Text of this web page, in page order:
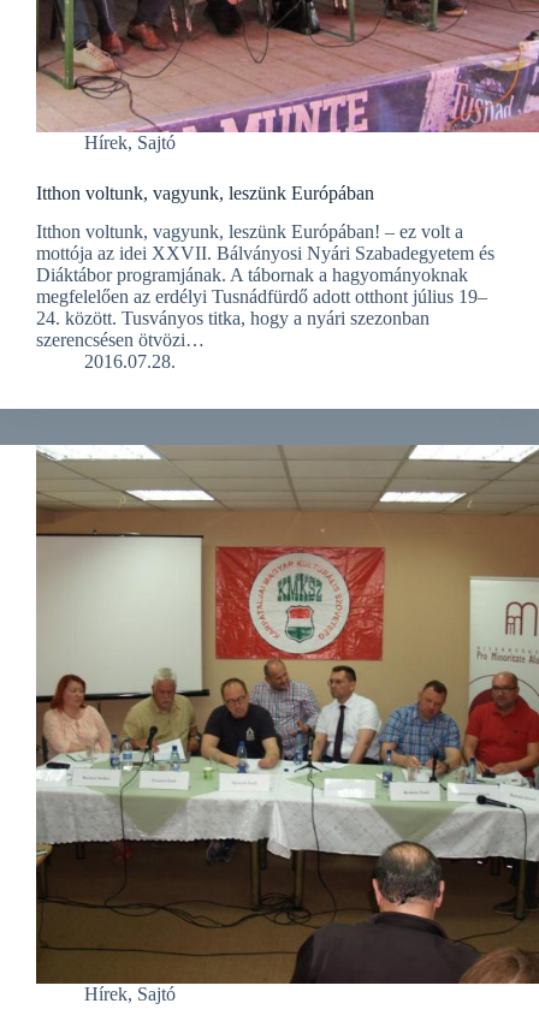
Hírek, Sajtó
Itthon voltunk, vagyunk, leszünk Európában
Itthon voltunk, vagyunk, leszünk Európában! – ez volt a
mottója az idei XXVII. Bálványosi Nyá­ri Szabadegyetem és
Diák­tábor programjának. A tábornak a hagyományoknak
megfelelően az erdélyi Tus­nád­fürdő adott otthont július 19–
24. között. Tusványos titka, hogy a nyári szezonban
szerencsésen ötvözi…
2016.07.28.
Hírek, Sajtó